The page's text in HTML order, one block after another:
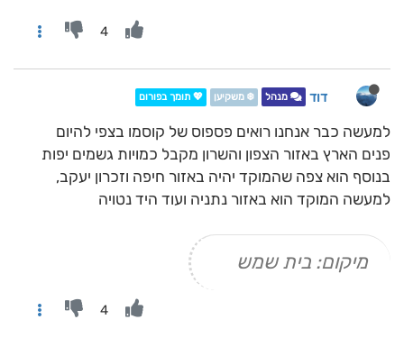
4
דוד מנהל ❄️ משקיען 💖 תומך בפורום
למעשה כבר אנחנו רואים פספוס של קוסמו בצפי להיום
פנים הארץ באזור הצפון והשרון מקבל כמויות גשמים יפות
בנוסף הוא צפה שהמוקד יהיה באזור חיפה וזכרון יעקב,
למעשה המוקד הוא באזור נתניה ועוד היד נטויה
מיקום: בית שמש
4